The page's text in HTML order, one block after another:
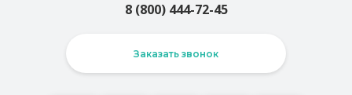
8 (800) 444-72-45
Заказать звонок